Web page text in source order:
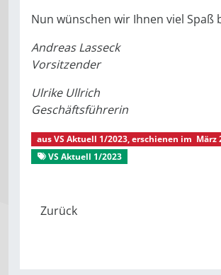
Nun wünschen wir Ihnen viel Spaß
Andreas Lasseck
Vorsitzender
Ulrike Ullrich
Geschäftsführerin
ausVS Aktuell 1/2023, erschienen im März
VS Aktuell 1/2023